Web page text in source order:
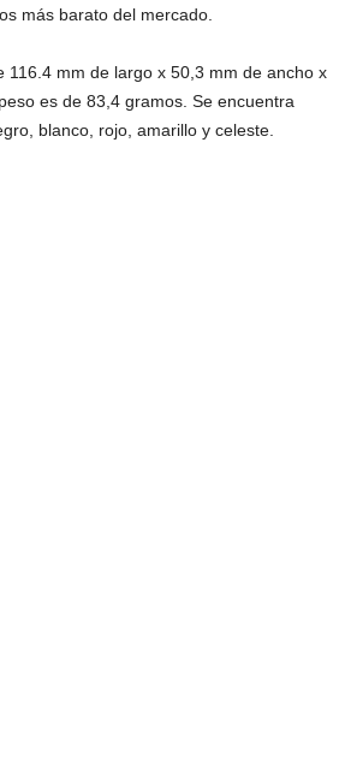
más barato del mercado.
116.4 mm de largo x 50,3 mm de ancho x
es de 83,4 gramos. Se encuentra
blanco, rojo, amarillo y celeste.